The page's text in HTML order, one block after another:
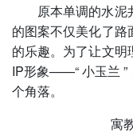
原本单调的水泥
的图案不仅美化了
的乐趣。为了让文
IP形象——“ 小玉兰 ”
个角落。
寓